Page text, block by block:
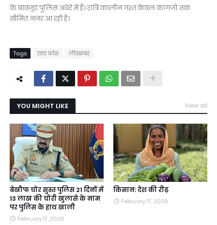
के बावजूद पुलिस अंधेरे में है। रात्रि कालीन गश्त केवल कागजों तक
सीमित नजर आ रही है।
Tags उत्तर प्रदेश लीडखबर
YOU MIGHT LIKE View all
बेखौफ चोर सुस्त पुलिस 21 दिनों में
13 लाख की चोरी खुलासे के नाम
पर पुलिस के हाथ खाली
February 17, 2026
किसान: देश की रीढ़
February 17, 2026